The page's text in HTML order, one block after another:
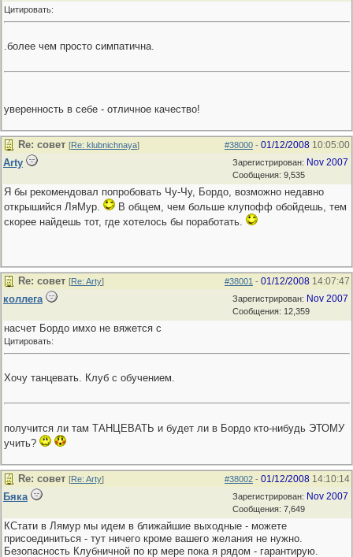
Цитировать:
.более чем просто симпатична.
уверенность в себе - отличное качество!
#38000 - 01/12/2008 10:05:00
Re: совет [Re: klubnichnaya]
Зарегистрирован: Nov 2007
Сообщения: 9,535
Arty
Я бы рекомендовал попробовать Чу-Чу, Бордо, возможно недавно
открышийся ЛяМур.
В общем, чем больше клупофф обойдешь, тем
скорее найдешь тот, где хотелось бы поработать.
#38001 - 01/12/2008 14:07:47
Re: совет [Re: Arty]
Зарегистрирован: Nov 2007
Сообщения: 12,359
коллега
насчет Бордо имхо не вяжется с
Цитировать:
Хочу танцевать. Клуб с обучением.
получится ли там ТАНЦЕВАТЬ и будет ли в Бордо кто-нибудь ЭТОМУ
учить?
#38002 - 01/12/2008 14:10:14
Re: совет [Re: Arty]
Зарегистрирован: Nov 2007
Сообщения: 7,649
Бяка
КСтати в Лямур мы идем в ближайшие выходные - можете
присоединиться - тут ничего кроме вашего желания не нужно.
Безопасность Клубничной по кр мере пока я рядом - гарантирую.